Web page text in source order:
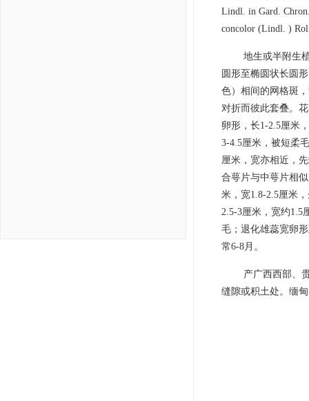
Lindl. in Gard.
concolor (Lindl. )
地生或半附生
圆形至椭圆状长圆
色）相间的网格斑
对折而彼此套叠。
卵形，长1-2.5厘米
3-4.5厘米，被短柔
厘米，宽亦相近，
合萼片与中萼片相
米，宽1.8-2.5厘米
2.5-3厘米，宽约1.5
毛；退化雄蕊宽卵
常6-8月。
产广西西部、
缝隙或积土处。缅